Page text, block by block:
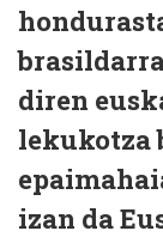
diren
lekukotza
izan da